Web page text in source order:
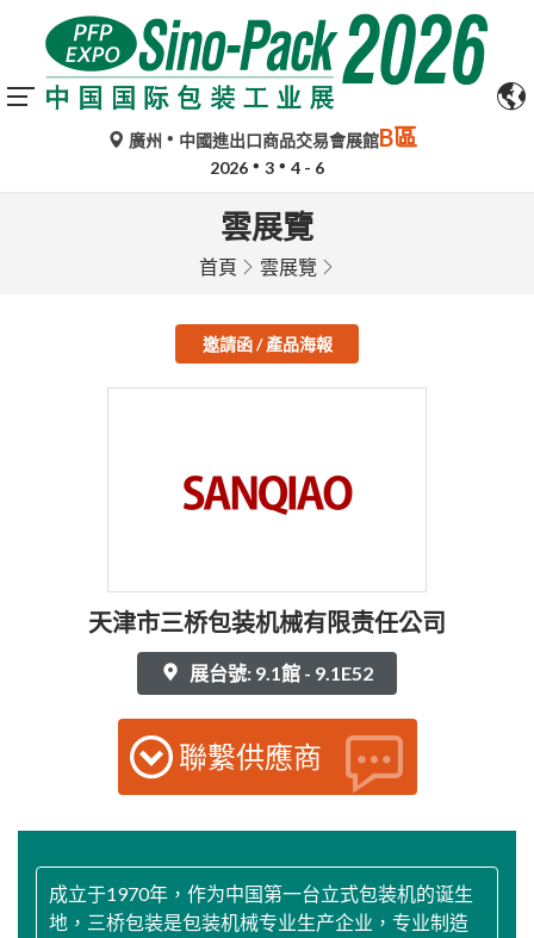
廣州 中國進出口商品交易會展館B區
2026 3 4 - 6
雲展覽
首頁 雲展覽
邀請函 / 產品海報
天津市三桥包装机械有限责任公司
展台號: 9.1館 - 9.1E52
聯繫供應商
成立于1970年，作为中国第一台立式包装机的诞生
地，三桥包装是包装机械专业生产企业，专业制造